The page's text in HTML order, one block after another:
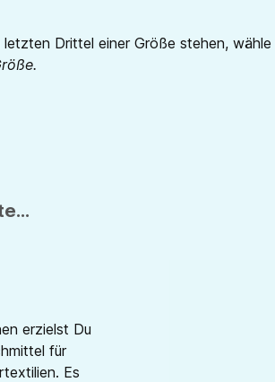
Drittel einer Größe stehen, wähle
erzielst Du
für
Es